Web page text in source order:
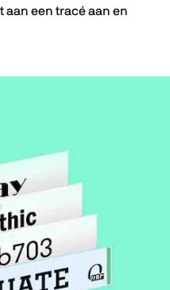
aan een tracé aan en